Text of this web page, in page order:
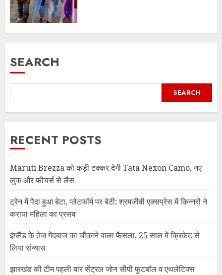
SEARCH
SEARCH
RECENT POSTS
Maruti Brezza को कड़ी टक्कर देगी Tata Nexon Camo, नए
लुक और फीचर्स से लैस
ट्रेन में पैदा हुआ बेटा, प्लेटफॉर्म पर बेटी; श्रमजीवी एक्सप्रेस में किन्नरों ने
कराया महिला का प्रसव
इंग्लैंड के तेज गेंदबाज का चौंकाने वाला फैसला, 25 साल में क्रिकेट से
लिया संन्यास
झारखंड की टीम पहली बार सेंट्रल जोन सीपी फुटबॉल व एथलेटिक्स